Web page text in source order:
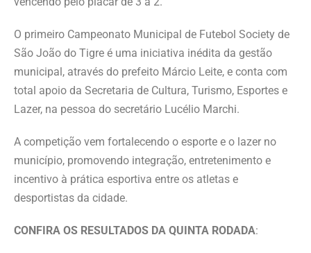
O primeiro Campeonato Municipal de Futebol Society de
São João do Tigre é uma iniciativa inédita da gestão
municipal, através do prefeito Márcio Leite, e conta com
total apoio da Secretaria de Cultura, Turismo, Esportes e
Lazer, na pessoa do secretário Lucélio Marchi.
A competição vem fortalecendo o esporte e o lazer no
município, promovendo integração, entretenimento e
incentivo à prática esportiva entre os atletas e
desportistas da cidade.
CONFIRA OS RESULTADOS DA QUINTA RODADA: